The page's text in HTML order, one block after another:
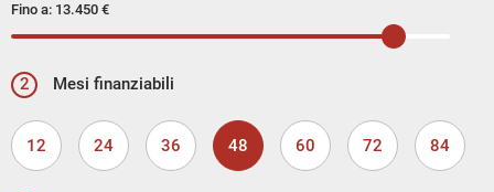
Fino a: 13.450 €
2 Mesi finanziabili
12 24 36 48 60 72 84